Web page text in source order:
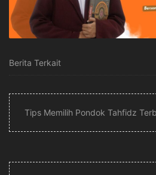
Berita Terkait
Tips Memilih Pondok Tahfidz